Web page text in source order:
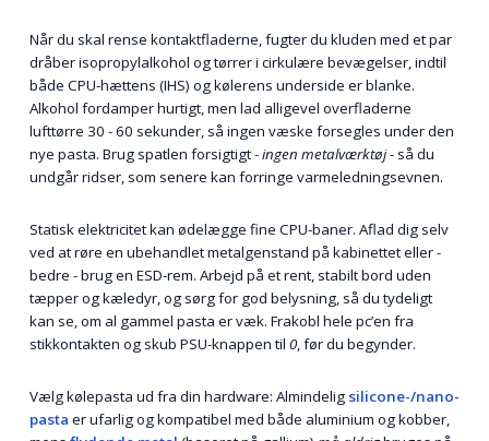
Når du skal rense kontaktfladerne, fugter du kluden med et par
dråber isopropylalkohol og tørrer i cirkulære bevægelser, indtil
både CPU-hættens (IHS) og kølerens underside er blanke.
Alkohol fordamper hurtigt, men lad alligevel overfladerne
lufttørre 30 - 60 sekunder, så ingen væske forsegles under den
nye pasta. Brug spatlen forsigtigt -ingen metalværktøj- så du
undgår ridser, som senere kan forringe varmeledningsevnen.
Statisk elektricitet kan ødelægge fine CPU-baner. Aflad dig selv
ved at røre en ubehandlet metalgenstand på kabinettet eller -
bedre - brug en ESD-rem. Arbejd på et rent, stabilt bord uden
tæpper og kæledyr, og sørg for god belysning, så du tydeligt
kan se, om al gammel pasta er væk. Frakobl hele pc’en fra
stikkontakten og skub PSU-knappen til 0, før du begynder.
Vælg kølepasta ud fra din hardware: Almindelig silicone-/nano-
pasta er ufarlig og kompatibel med både aluminium og kobber,